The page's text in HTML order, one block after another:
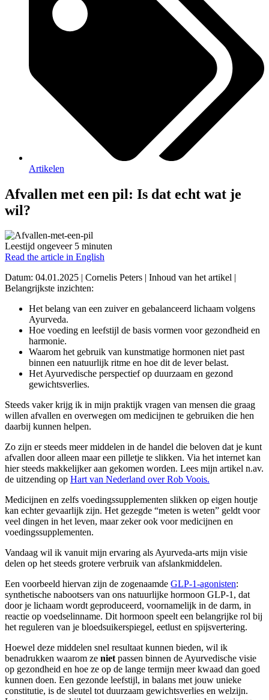
Artikelen
Afvallen met een pil: Is dat echt wat je
wil?
Leestijd ongeveer 5 minuten
Read the article in English
Datum: 04.01.2025 | Cornelis Peters | Inhoud van het artikel |
Belangrijkste inzichten:
Het belang van een zuiver en gebalanceerd lichaam volgens
Ayurveda.
Hoe voeding en leefstijl de basis vormen voor gezondheid en
harmonie.
Waarom het gebruik van kunstmatige hormonen niet past
binnen een natuurlijk ritme en hoe dit de lever belast.
Het Ayurvedische perspectief op duurzaam en gezond
gewichtsverlies.
Steeds vaker krijg ik in mijn praktijk vragen van mensen die graag
willen afvallen en overwegen om medicijnen te gebruiken die hen
daarbij kunnen helpen.
Zo zijn er steeds meer middelen in de handel die beloven dat je kunt
afvallen door alleen maar een pilletje te slikken. Via het internet kan
hier steeds makkelijker aan gekomen worden. Lees mijn artikel n.av.
de uitzending op Hart van Nederland over Rob Voois.
Medicijnen en zelfs voedingssupplementen slikken op eigen houtje
kan echter gevaarlijk zijn. Het gezegde “meten is weten” geldt voor
veel dingen in het leven, maar zeker ook voor medicijnen en
voedingssupplementen.
Vandaag wil ik vanuit mijn ervaring als Ayurveda-arts mijn visie
delen op het steeds grotere verbruik van afslankmiddelen.
Een voorbeeld hiervan zijn de zogenaamde GLP-1-agonisten:
synthetische nabootsers van ons natuurlijke hormoon GLP-1, dat
door je lichaam wordt geproduceerd, voornamelijk in de darm, in
reactie op voedselinname. Dit hormoon speelt een belangrijke rol bij
het reguleren van je bloedsuikerspiegel, eetlust en spijsvertering.
Hoewel deze middelen snel resultaat kunnen bieden, wil ik
benadrukken waarom ze nietpassen binnen de Ayurvedische visie
op gezondheid en hoe ze op de lange termijn meer kwaad dan goed
kunnen doen. Een gezonde leefstijl, in balans met jouw unieke
constitutie, is de sleutel tot duurzaam gewichtsverlies en welzijn.